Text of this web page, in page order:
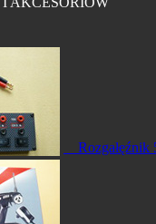
Rozgałęźnik